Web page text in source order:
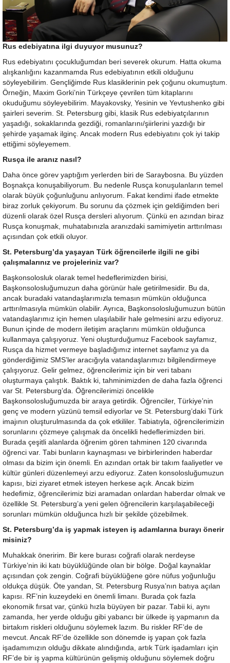
Rus edebiyatına ilgi duyuyor musunuz?
Rus edebiyatını çocukluğumdan beri severek okurum. Hatta okuma
alışkanlığını kazanmamda Rus edebiyatının etkili olduğunu
söyleyebilirim. Gençliğimde Rus klasiklerinin pek çoğunu okumuştum.
Örneğin, Maxim Gorki’nin Türkçeye çevrilen tüm kitaplarını
okuduğumu söyleyebilirim. Mayakovsky, Yesinin ve Yevtushenko gibi
şairleri severim. St. Petersburg gibi, klasik Rus edebiyatçılarının
yaşadığı, sokaklarında gezdiği, romanlarını/şiirlerini yazdığı bir
şehirde yaşamak ilginç. Ancak modern Rus edebiyatını çok iyi takip
ettiğimi söyleyemem.
Rusça ile aranız nasıl?
Daha önce görev yaptığım yerlerden biri de Saraybosna. Bu yüzden
Boşnakça konuşabiliyorum. Bu nedenle Rusça konuşulanların temel
olarak büyük çoğunluğunu anlıyorum. Fakat kendimi ifade etmekte
biraz zorluk çekiyorum. Bu sorunu da çözmek için geldiğimden beri
düzenli olarak özel Rusça dersleri alıyorum. Çünkü en azından biraz
Rusça konuşmak, muhatabınızla aranızdaki samimiyetin arttırılması
açısından çok etkili oluyor.
St. Petersburg’da yaşayan Türk öğrencilerle ilgili ne gibi
çalışmalarınız ve projeleriniz var?
Başkonsolosluk olarak temel hedeflerimizden birisi,
Başkonsolosluğumuzun daha görünür hale getirilmesidir. Bu da,
ancak buradaki vatandaşlarımızla temasın mümkün olduğunca
arttırılmasıyla mümkün olabilir. Ayrıca, Başkonsolosluğumuzun bütün
vatandaşlarımız için hemen ulaşılabilir hale gelmesini arzu ediyoruz.
Bunun içinde de modern iletişim araçlarını mümkün olduğunca
kullanmaya çalışıyoruz. Yeni oluşturduğumuz Facebook sayfamız,
Rusça da hizmet vermeye başladığımız internet sayfamız ya da
gönderdiğimiz SMS’ler aracığıyla vatandaşlarımızı bilgilendirmeye
çalışıyoruz. Gelir gelmez, öğrencilerimiz için bir veri tabanı
oluşturmaya çalıştık. Baktık ki, tahminimizden de daha fazla öğrenci
var St. Petersburg’da. Öğrencilerimizi öncelikle
Başkonsolosluğumuzda bir araya getirdik. Öğrenciler, Türkiye’nin
genç ve modern yüzünü temsil ediyorlar ve St. Petersburg’daki Türk
imajının oluşturulmasında da çok etkililer. Tabiatıyla, öğrencilerimizin
sorunlarını çözmeye çalışmak da öncelikli hedeflerimizden biri.
Burada çeşitli alanlarda öğrenim gören tahminen 120 civarında
öğrenci var. Tabi bunların kaynaşması ve birbirlerinden haberdar
olması da bizim için önemli. En azından ortak bir takım faaliyetler ve
kültür günleri düzenlemeyi arzu ediyoruz. Zaten konsolosluğumuzun
kapısı, bizi ziyaret etmek isteyen herkese açık. Ancak bizim
hedefimiz, öğrencilerimiz bizi aramadan onlardan haberdar olmak ve
özellikle St. Petersburg’a yeni gelen öğrencilerin karşılaşabileceği
sorunları mümkün olduğunca hızlı bir şekilde çözebilmek.
St. Petersburg’da iş yapmak isteyen iş adamlarına burayı önerir
misiniz?
Muhakkak öneririm. Bir kere burası coğrafi olarak nerdeyse
Türkiye’nin iki katı büyüklüğünde olan bir bölge. Doğal kaynaklar
açısından çok zengin. Coğrafi büyüklüğene göre nüfus yoğunluğu
oldukça düşük. Öte yandan, St. Petersburg Rusya’nın batıya açılan
kapısı. RF’nin kuzeydeki en önemli limanı. Burada çok fazla
ekonomik fırsat var, çünkü hızla büyüyen bir pazar. Tabii ki, aynı
zamanda, her yerde olduğu gibi yabancı bir ülkede iş yapmanın da
birtakım riskleri olduğunu söylemek lazım. Bu riskler RF’de de
mevcut. Ancak RF’de özellikle son dönemde iş yapan çok fazla
işadamımızın olduğu dikkate alındığında, artık Türk işadamları için
RF’de bir iş yapma kültürünün gelişmiş olduğunu söylemek doğru